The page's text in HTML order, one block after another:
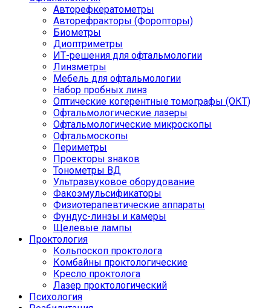
Авторефкератометры
Авторефракторы (Форопторы)
Биометры
Диоптриметры
ИТ-решения для офтальмологии
Линзметры
Мебель для офтальмологии
Набор пробных линз
Оптические когерентные томографы (ОКТ)
Офтальмологические лазеры
Офтальмологические микроскопы
Офтальмоскопы
Периметры
Проекторы знаков
Тонометры ВД
Ультразвуковое оборудование
Факоэмульсификаторы
Физиотерапевтические аппараты
Фундус-линзы и камеры
Щелевые лампы
Проктология
Кольпоскоп проктолога
Комбайны проктологические
Кресло проктолога
Лазер проктологический
Психология